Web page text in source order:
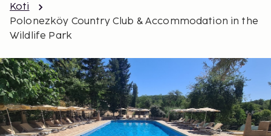
Koti
Polonezköy Country Club & Accommodation in the
Wildlife Park